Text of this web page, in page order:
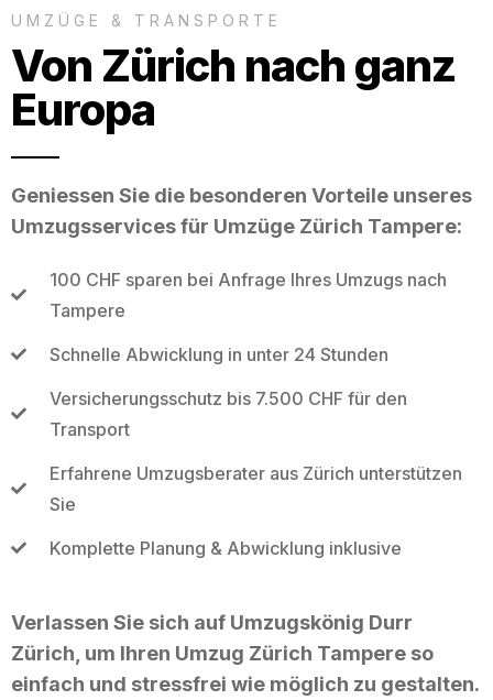
UMZÜGE & TRANSPORTE
Von Zürich nach ganz
Europa
Geniessen Sie die besonderen Vorteile unseres
Umzugsservices für Umzüge Zürich Tampere:
100 CHF sparen bei Anfrage Ihres Umzugs nach
Tampere
Schnelle Abwicklung in unter 24 Stunden
Versicherungsschutz bis 7.500 CHF für den
Transport
Erfahrene Umzugsberater aus Zürich unterstützen
Sie
Komplette Planung & Abwicklung inklusive
Verlassen Sie sich auf Umzugskönig Durr
Zürich, um Ihren Umzug Zürich Tampere so
einfach und stressfrei wie möglich zu gestalten.